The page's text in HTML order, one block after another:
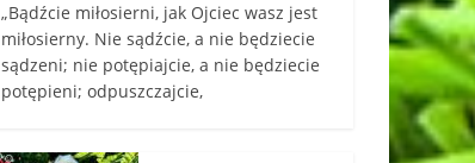
„Bądźcie miłosierni, jak Ojciec wasz jest
miłosierny. Nie sądźcie, a nie będziecie
sądzeni; nie potępiajcie, a nie będziecie
potępieni; odpuszczajcie,